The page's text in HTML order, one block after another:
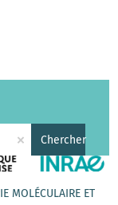
× Chercher
MOLÉCULAIRE ET